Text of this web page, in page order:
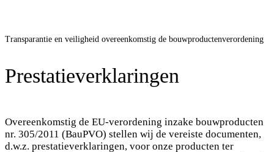
Transparantie en veiligheid overeenkomstig de bouwproductenverordening
Prestatieverklaringen
Overeenkomstig de EU-verordening inzake bouwproducten
nr. 305/2011 (BauPVO) stellen wij de vereiste documenten,
d.w.z. prestatieverklaringen, voor onze producten ter